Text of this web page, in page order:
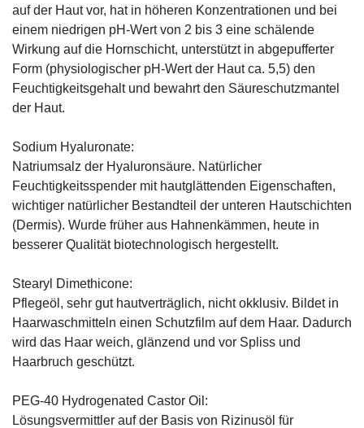
auf der Haut vor, hat in höheren Konzentrationen und bei
einem niedrigen pH-Wert von 2 bis 3 eine schälende
Wirkung auf die Hornschicht, unterstützt in abgepufferter
Form (physiologischer pH-Wert der Haut ca. 5,5) den
Feuchtigkeitsgehalt und bewahrt den Säureschutzmantel
der Haut.
Sodium Hyaluronate:
Natriumsalz der Hyaluronsäure. Natürlicher
Feuchtigkeitsspender mit hautglättenden Eigenschaften,
wichtiger natürlicher Bestandteil der unteren Hautschichten
(Dermis). Wurde früher aus Hahnenkämmen, heute in
besserer Qualität biotechnologisch hergestellt.
Stearyl Dimethicone:
Pflegeöl, sehr gut hautverträglich, nicht okklusiv. Bildet in
Haarwaschmitteln einen Schutzfilm auf dem Haar. Dadurch
wird das Haar weich, glänzend und vor Spliss und
Haarbruch geschützt.
PEG-40 Hydrogenated Castor Oil:
Lösungsvermittler auf der Basis von Rizinusöl für